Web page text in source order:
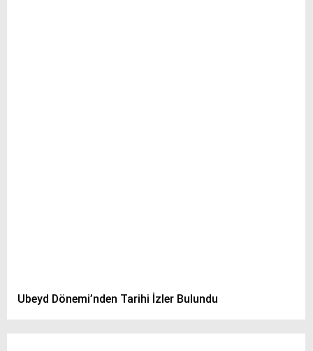
Ubeyd Dönemi’nden Tarihi İzler Bulundu